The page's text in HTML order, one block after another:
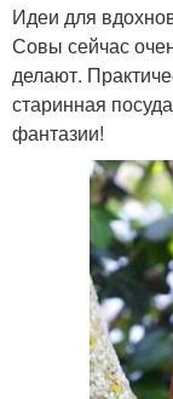
Идеи для
Совы сейчас
делают.
старинная
фантазии!